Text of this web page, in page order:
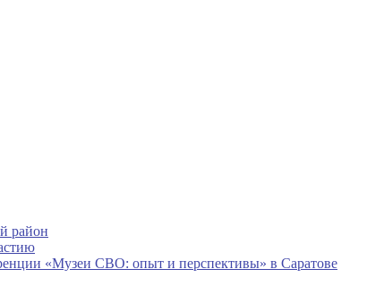
район
«Музеи СВО: опыт и перспективы» в Саратове